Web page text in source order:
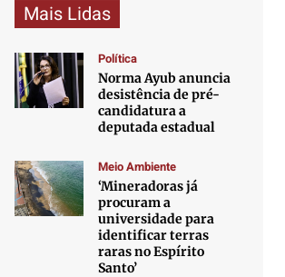
Mais Lidas
Política
Norma Ayub anuncia
desistência de pré-
candidatura a
deputada estadual
Meio Ambiente
‘Mineradoras já
procuram a
universidade para
identificar terras
raras no Espírito
Santo’